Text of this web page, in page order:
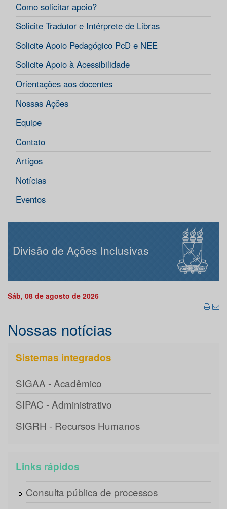
Como solicitar apoio?
Solicite Tradutor e Intérprete de Libras
Solicite Apoio Pedagógico PcD e NEE
Solicite Apoio à Acessibilidade
Orientações aos docentes
Nossas Ações
Equipe
Contato
Artigos
Notícias
Eventos
Divisão de Ações Inclusivas
Sáb, 08 de agosto de 2026
Nossas notícias
Sistemas integrados
SIGAA - Acadêmico
SIPAC - Administrativo
SIGRH - Recursos Humanos
Links rápidos
Consulta pública de processos